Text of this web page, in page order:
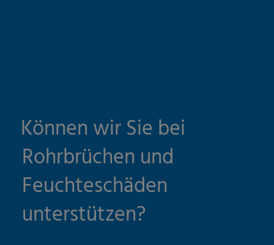
Können wir Sie bei
Rohrbrüchen und
Feuchteschäden
unterstützen?